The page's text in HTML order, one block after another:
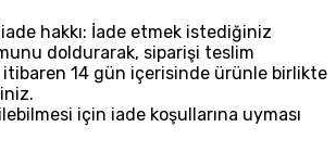
hakkı: İade etmek istediğiniz
doldurarak, siparişi teslim
itibaren 14 gün içerisinde ürünle birlikte
için iade koşullarına uyması